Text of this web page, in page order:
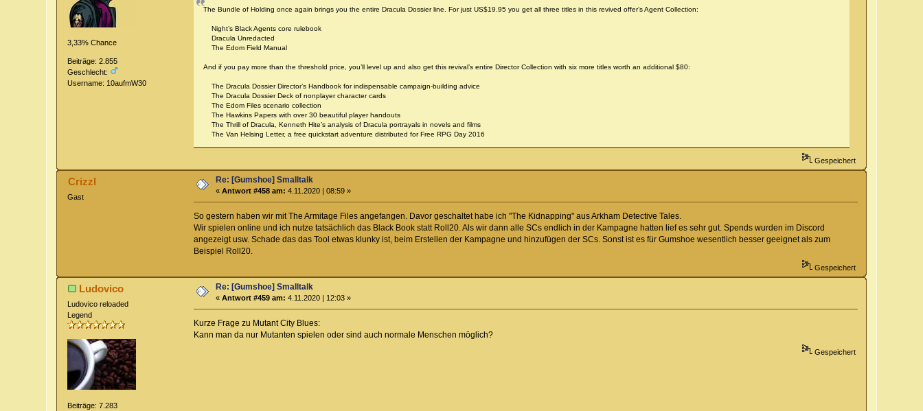
3,33% Chance
Beiträge: 2.855
Geschlecht:
Username: 10aufmW30
The Bundle of Holding once again brings you the entire Dracula Dossier line. For just US$19.95 you get all three titles in this revived offer’s Agent Collection:
Night’s Black Agents core rulebook
Dracula Unredacted
The Edom Field Manual
And if you pay more than the threshold price, you’ll level up and also get this revival’s entire Director Collection with six more titles worth an additional $80:
The Dracula Dossier Director’s Handbook for indispensable campaign-building advice
The Dracula Dossier Deck of nonplayer character cards
The Edom Files scenario collection
The Hawkins Papers with over 30 beautiful player handouts
The Thrill of Dracula, Kenneth Hite’s analysis of Dracula portrayals in novels and films
The Van Helsing Letter, a free quickstart adventure distributed for Free RPG Day 2016
Gespeichert
Crizzl
Gast
Re: [Gumshoe] Smalltalk
«Antwort #458 am: 4.11.2020 | 08:59 »
So gestern haben wir mit The Armitage Files angefangen. Davor geschaltet habe ich "The Kidnapping" aus Arkham Detective Tales.
Wir spielen online und ich nutze tatsächlich das Black Book statt Roll20. Als wir dann alle SCs endlich in der Kampagne hatten lief es sehr gut. Spends wurden im Discord
angezeigt usw. Schade das das Tool etwas klunky ist, beim Erstellen der Kampagne und hinzufügen der SCs. Sonst ist es für Gumshoe wesentlich besser geeignet als zum
Beispiel Roll20.
Gespeichert
Ludovico
Ludovico reloaded
Legend
Beiträge: 7.283
Re: [Gumshoe] Smalltalk
«Antwort #459 am: 4.11.2020 | 12:03 »
Kurze Frage zu Mutant City Blues:
Kann man da nur Mutanten spielen oder sind auch normale Menschen möglich?
Gespeichert